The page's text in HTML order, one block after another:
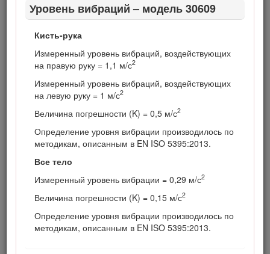
Уровень вибраций – модель 30609
Кисть-рука
Измеренный уровень вибраций, воздействующих
на правую руку = 1,1 м/с2
Измеренный уровень вибраций, воздействующих
на левую руку = 1 м/с2
Величина погрешности (K) = 0,5 м/с2
Определение уровня вибрации производилось по
методикам, описанным в EN ISO 5395:2013.
Все тело
Измеренный уровень вибрации = 0,29 м/с2
Величина погрешности (K) = 0,15 м/с2
Определение уровня вибрации производилось по
методикам, описанным в EN ISO 5395:2013.
поддерживаемого в надлежащем рабочем состоянии; или
двигатель должен быть изготовлен, оборудован и
проходить обслуживание с учетом противопожарной
Техника безопасности
Конструкция данной машины соответствует
требованиям стандартов EN ISO 5395:2013 и
ANSI B71.4-2012.
Нарушение оператором или владельцем указаний по
эксплуатации или техническому обслуживанию
может стать причиной травм. Чтобы уменьшить
вероятность травмирования, соблюдайте правила
на предупреждающие символы: «Внимание!»,
«Осторожно!» или «Опасно!» — указания по